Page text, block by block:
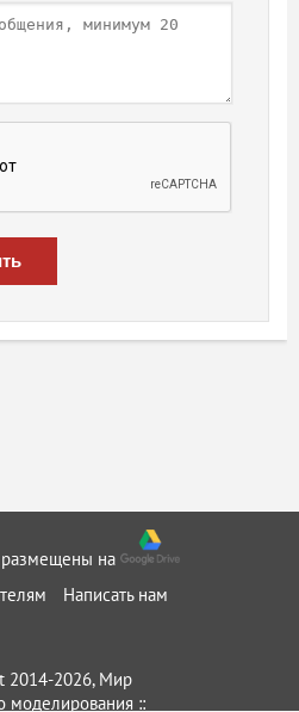
размещены на
Написать нам
2014-2026, Мир
моделирования ::